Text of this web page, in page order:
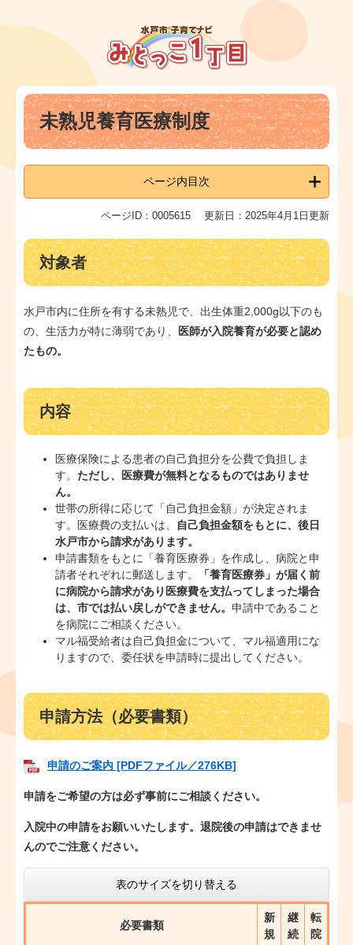
ー
ニ
本
文 未熟児養育医療制度
ページ内目次
ページID：0005615 更新日：2025年4月1日更新
対象者
水戸市内に住所を有する未熟児で、出生体重2,000g以下のも
の、生活力が特に薄弱であり、
医師が入院養育が必要と認め
たもの。
内容
医療保険による患者の自己負担分を公費で負担しま
す。 ただし、医療費が無料となるものではありませ
ん。
世帯の所得に応じて「自己負担金額」が決定されま
す。医療費の支払いは、
自己負担金額をもとに、後日
水戸市から請求があります。
申請書類をもとに「養育医療券」を作成し、病院と申
請者それぞれに郵送します。
「養育医療券」が届く前
に病院から請求があり医療費を支払ってしまった場合
は、市では払い戻しができません。 申請中であること
を病院にご相談ください。
マル福受給者は自己負担金について、マル福適用にな
りますので、委任状を申請時に提出してください。
申請方法（必要書類）
申請のご案内 [PDFファイル／276KB]
申請をご希望の方は必ず事前にご相談ください。
入院中の申請をお願いいたします。退院後の申請はできませ
んのでご注意ください。
表のサイズを切り替える
必要書類
新
規
継
続
転
院